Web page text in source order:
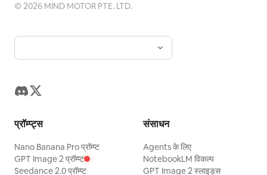
©2026 MIND MOTOR PTE. LTD.
प्रॉम्प्ट्स
Nano Banana Pro प्रॉम्प्ट
GPT Image 2 प्रॉम्प्ट
Seedance 2.0 प्रॉम्प्ट
संसाधन
Agents के लिए
NotebookLM विकल्प
GPT Image 2 स्लाइड्स